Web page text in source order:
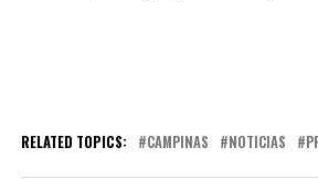
RELATED TOPICS: CAMPINAS NOTICIAS